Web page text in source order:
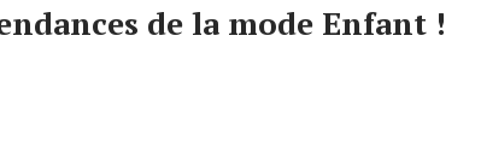
de la mode Enfant !